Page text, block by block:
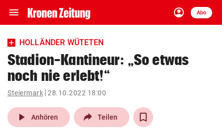
menu Navigation
ein-/ausklappen
account_circle
Anmelden
Abo
close Schließen
account_circle Anmelden
pin_drop
Wien arrow_right
HOLLÄNDER WÜTETEN
Stadion-Kantineur: „So etwas
noch nie erlebt!“
Steiermark 28.10.2022 18:00
play_arrow Anhören Teilen